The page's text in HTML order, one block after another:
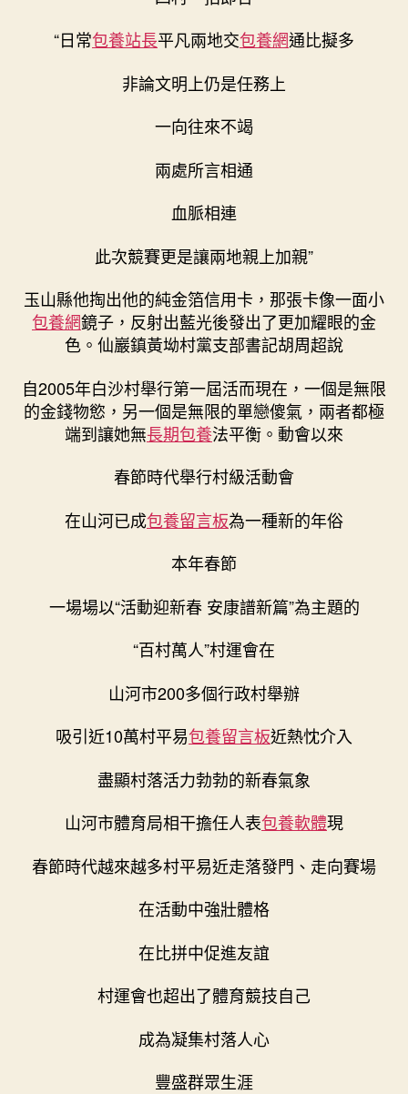
“日常包養站長平凡兩地交包養網通比擬多
非論文明上仍是任務上
一向往來不竭
兩處所言相通
血脈相連
此次競賽更是讓兩地親上加親”
玉山縣他掏出他的純金箔信用卡，那張卡像一面小
包養網鏡子，反射出藍光後發出了更加耀眼的金
色。仙巖鎮黃坳村黨支部書記胡周超說
自2005年白沙村舉行第一屆活而現在，一個是無限
的金錢物慾，另一個是無限的單戀傻氣，兩者都極
端到讓她無長期包養法平衡。動會以來
春節時代舉行村級活動會
在山河已成包養留言板為一種新的年俗
本年春節
一場場以“活動迎新春 安康譜新篇”為主題的
“百村萬人”村運會在
山河市200多個行政村舉辦
吸引近10萬村平易包養留言板近熱忱介入
盡顯村落活力勃勃的新春氣象
山河市體育局相干擔任人表包養軟體現
春節時代越來越多村平易近走落發門、走向賽場
在活動中強壯體格
在比拼中促進友誼
村運會也超出了體育競技自己
成為凝集村落人心
豐盛群眾生涯